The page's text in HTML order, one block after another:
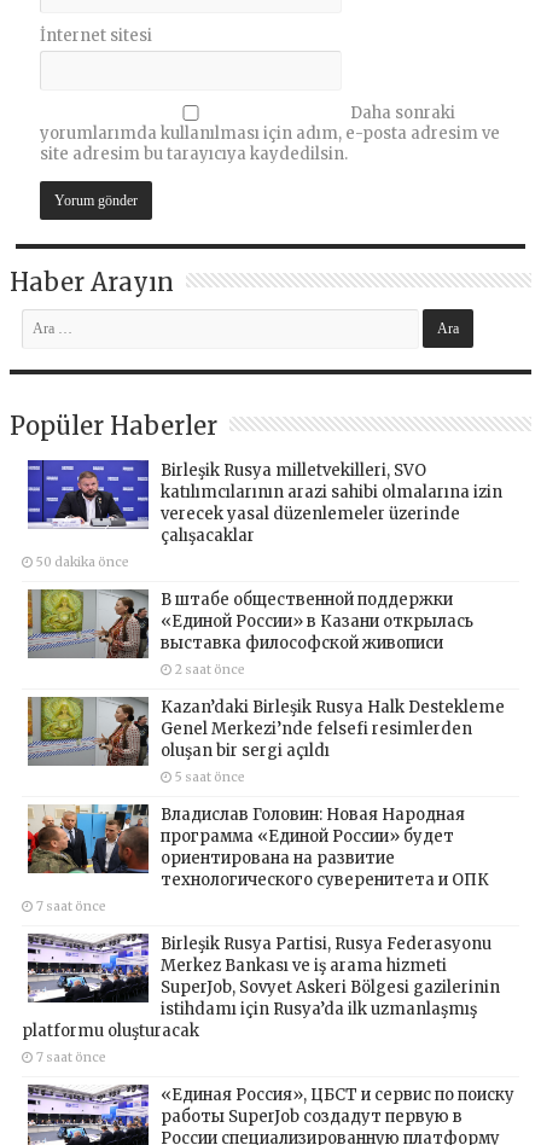
İnternet sitesi
Daha sonraki
yorumlarımda kullanılması için adım, e-posta adresim ve
site adresim bu tarayıcıya kaydedilsin.
Haber Arayın
Popüler Haberler
Birleşik Rusya milletvekilleri, SVO
katılımcılarının arazi sahibi olmalarına izin
verecek yasal düzenlemeler üzerinde
çalışacaklar
50 dakika önce
В штабе общественной поддержки
«Единой России» в Казани открылась
выставка философской живописи
2 saat önce
Kazan’daki Birleşik Rusya Halk Destekleme
Genel Merkezi’nde felsefi resimlerden
oluşan bir sergi açıldı
5 saat önce
Владислав Головин: Новая Народная
программа «Единой России» будет
ориентирована на развитие
технологического суверенитета и ОПК
7 saat önce
Birleşik Rusya Partisi, Rusya Federasyonu
Merkez Bankası ve iş arama hizmeti
SuperJob, Sovyet Askeri Bölgesi gazilerinin
istihdamı için Rusya’da ilk uzmanlaşmış
platformu oluşturacak
7 saat önce
«Единая Россия», ЦБСТ и сервис по поиску
работы SuperJob создадут первую в
России специализированную платформу